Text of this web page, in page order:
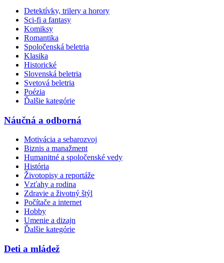
Detektívky, trilery a horory
Sci-fi a fantasy
Komiksy
Romantika
Spoločenská beletria
Klasika
Historické
Slovenská beletria
Svetová beletria
Poézia
Ďalšie kategórie
Náučná a odborná
Motivácia a sebarozvoj
Biznis a manažment
Humanitné a spoločenské vedy
História
Životopisy a reportáže
Vzťahy a rodina
Zdravie a životný štýl
Počítače a internet
Hobby
Umenie a dizajn
Ďalšie kategórie
Deti a mládež